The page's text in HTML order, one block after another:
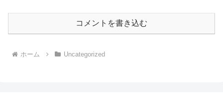
コメントを書き込む
ホーム Uncategorized